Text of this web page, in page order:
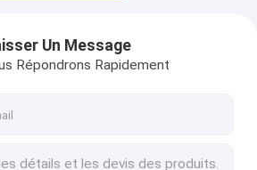
L'INDUSTRIE DU TABAC
Un Message
Répondrons Rapidement